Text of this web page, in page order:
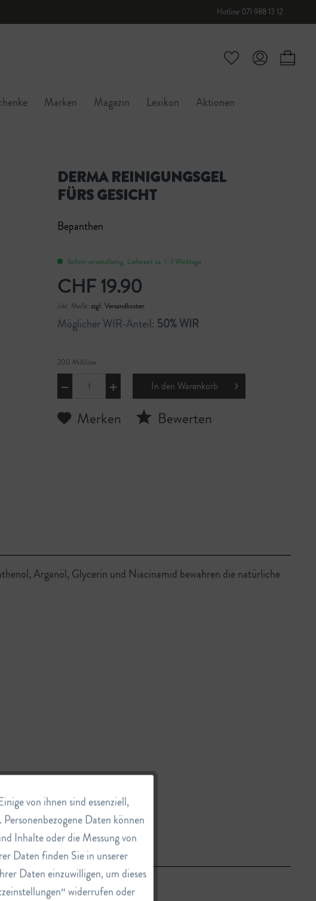
Hotline 071 988 13 12
Marken Magazin Lexikon Aktionen
DERMA REINIGUNGSGEL
FÜRS GESICHT
Bepanthen
Sofort versandfertig, Lieferzeit ca. 1-3 Werktage
CHF 19.90
inkl. MwSt.zzgl. Versandkosten
Möglicher WIR-Anteil: 50% WIR
200 Milliliter
In den Warenkorb
Merken Bewerten
Arganöl, Glycerin und Niacinamid bewahren die natürliche
Aktiv
Inaktiv
Inaktiv
von ihnen sind essenziell,
Daten können
Inhalte oder die Messung von
Daten finden Sie in unserer
Daten einzuwilligen, um dieses
widerrufen oder